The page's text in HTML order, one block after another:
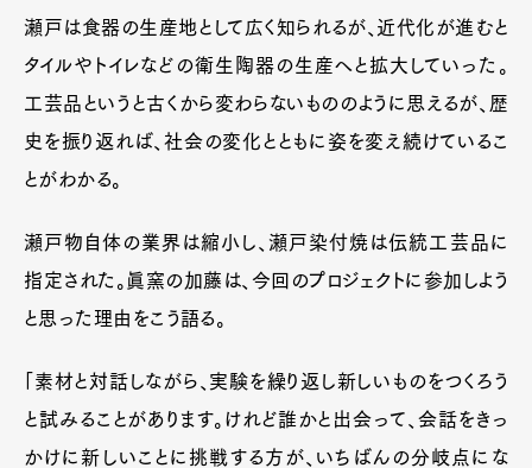
瀬戸は食器の生産地として広く知られるが、近代化が進むと
タイルやトイレなどの衛生陶器の生産へと拡大していった。
工芸品というと古くから変わらないもののように思えるが、歴
史を振り返れば、社会の変化とともに姿を変え続けているこ
とがわかる。
瀬戸物自体の業界は縮小し、瀬戸染付焼は伝統工芸品に
指定された。眞窯の加藤は、今回のプロジェクトに参加しよう
と思った理由をこう語る。
「素材と対話しながら、実験を繰り返し新しいものをつくろう
と試みることがあります。けれど誰かと出会って、会話をきっ
かけに新しいことに挑戦する方が、いちばんの分岐点にな